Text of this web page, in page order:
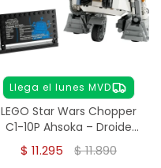
Llega el lunes MVD
LEGO Star Wars Chopper
C1-10P Ahsoka – Droide
Astromecánico 1039
Piezas
$ 11.295 $11.890